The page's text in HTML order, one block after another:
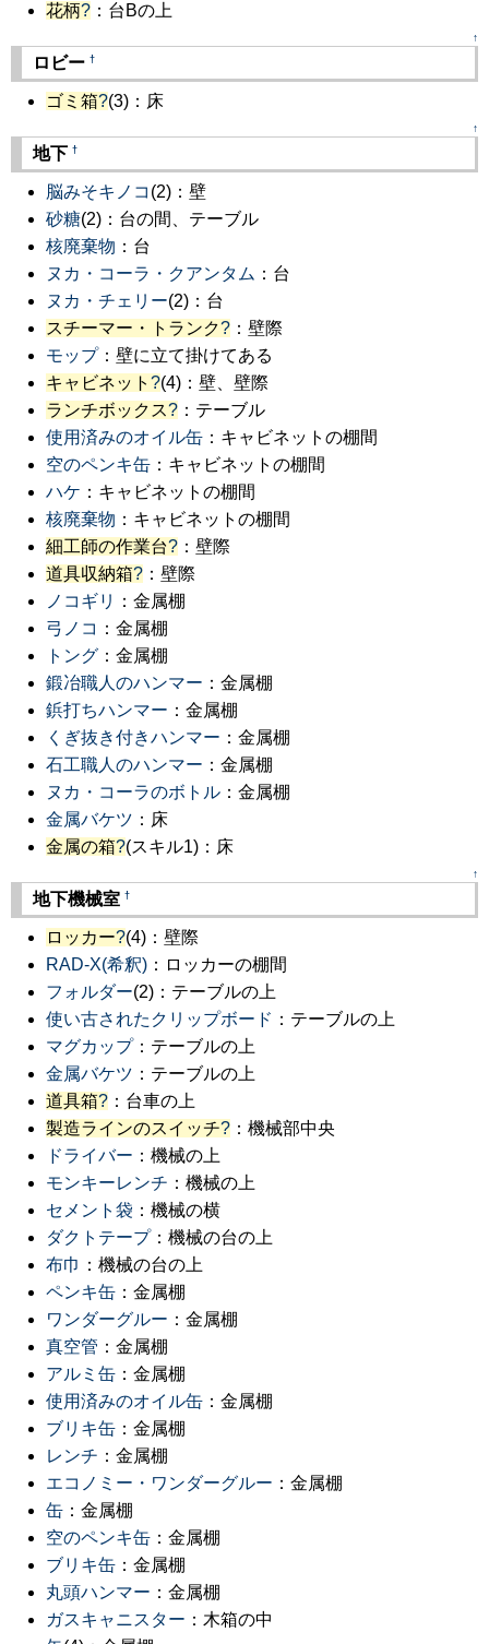
花柄? ：台Bの上
↑
ロビー †
ゴミ箱?(3)：床
↑
地下 †
脳みそキノコ (2)：壁
砂糖(2)：台の間、テーブル
核廃棄物 ：台
ヌカ・コーラ・クアンタム ：台
ヌカ・チェリー(2)：台
スチーマー・トランク? ：壁際
モップ：壁に立て掛けてある
キャビネット ?(4)：壁、壁際
ランチボックス? ：テーブル
使用済みのオイル缶 ：キャビネットの棚間
空のペンキ缶 ：キャビネットの棚間
ハケ ：キャビネットの棚間
核廃棄物 ：キャビネットの棚間
細工師の作業台? ：壁際
道具収納箱? ：壁際
ノコギリ
：金属棚
弓ノコ ：金属棚
トング ：金属棚
鍛冶職人のハンマー ：金属棚
鋲打ちハンマー ：金属棚
くぎ抜き付きハンマー ：金属棚
石工職人のハンマー ：金属棚
ヌカ・コーラのボトル ：金属棚
金属バケツ ：床
金属の箱?(スキル1)：床
↑
地下機械室 †
ロッカー?(4)：壁際
RAD-X(希釈) ：ロッカーの棚間
フォルダー(2)：テーブルの上
使い古されたクリップボード ：テーブルの上
マグカップ：テーブルの上
金属バケツ ：テーブルの上
道具箱? ：台車の上
製造ラインのスイッチ? ：機械部中央
ドライバー ：機械の上
モンキーレンチ ：機械の上
セメント袋 ：機械の横
ダクトテープ：機械の台の上
布巾 ：機械の台の上
ペンキ缶 ：金属棚
ワンダーグルー ：金属棚
真空管 ：金属棚
アルミ缶 ：金属棚
使用済みのオイル缶 ：金属棚
ブリキ缶 ：金属棚
レンチ ：金属棚
エコノミー・ワンダーグルー ：金属棚
缶 ：金属棚
空のペンキ缶 ：金属棚
ブリキ缶 ：金属棚
丸頭ハンマー ：金属棚
ガスキャニスター ：木箱の中